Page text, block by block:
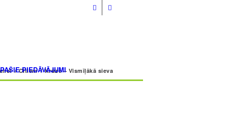
PIEDĀVĀJUMI
/ Citiem / Krūze – Vismīļākā sieva